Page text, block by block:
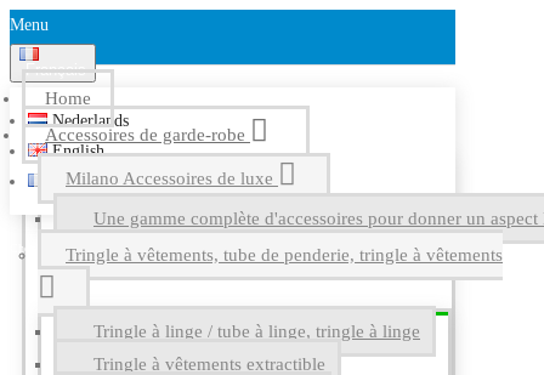
Menu
Français
Nederlands
English
Français
Home
Accessoires de garde-robe
Milano Accessoires de luxe
Une gamme complète d'accessoires pour donner un
Tringle à vêtements, tube de penderie, tringle à vêtements
Tringle à linge / tube à linge, tringle à linge
Tringle à vêtements extractible